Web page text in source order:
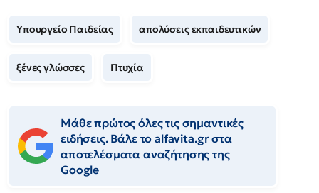
Υπουργείο Παιδείας απολύσεις εκπαιδευτικών
ξένες γλώσσες Πτυχία
Μάθε πρώτος όλες τις σημαντικές
ειδήσεις. Βάλε το alfavita.gr στα
αποτελέσματα αναζήτησης της
Google